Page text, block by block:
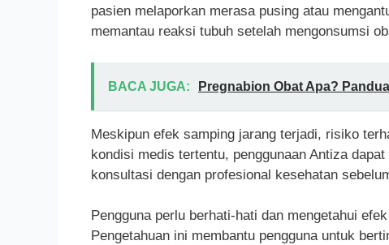
pasien melaporkan merasa pusing atau
memantau reaksi tubuh setelah mengonsumsi
BACA JUGA: Pregnabion Obat Apa?
Meskipun efek samping jarang terjadi, risiko
kondisi medis tertentu, penggunaan Antiza
konsultasi dengan profesional kesehatan
Pengguna perlu berhati-hati dan mengetahui
Pengetahuan ini membantu pengguna untuk